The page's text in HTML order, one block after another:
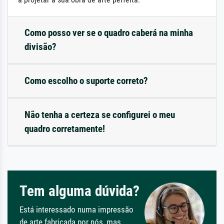
Como posso ver se o quadro caberá na minha
divisão?
Como escolho o suporte correto?
Não tenha a certeza se configurei o meu
quadro corretamente!
Tem alguma dúvida?
Está interessado numa impressão
de arte fabricada por nós, mas